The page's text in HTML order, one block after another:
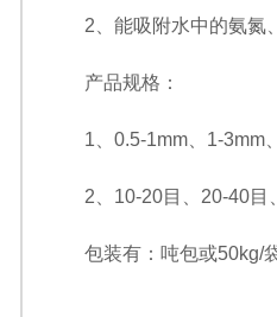
2、能吸附水中的氨氮
产品规格：
1、0.5-1mm、1-3mm
2、10-20目、20-40目
包装有：吨包或50kg/